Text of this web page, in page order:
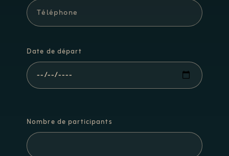
Date de départ
Nombre de participants